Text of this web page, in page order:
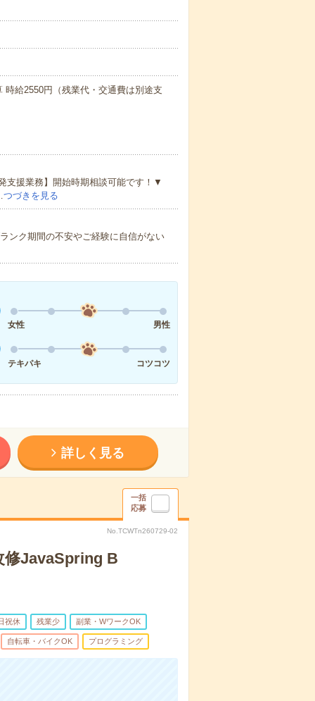
給2550円（残業代・交通費は別途支
支援業務】開始時期相談可能です！▼
つづきを見る
ンク期間の不安やご経験に自信がない
女性 男性
テキパキ コツコツ
詳しく見る
一括
応募
No.TCWTn260729-02
修JavaSpring B
祝休 残業少 副業・WワークOK
自転車・バイクOK プログラミング